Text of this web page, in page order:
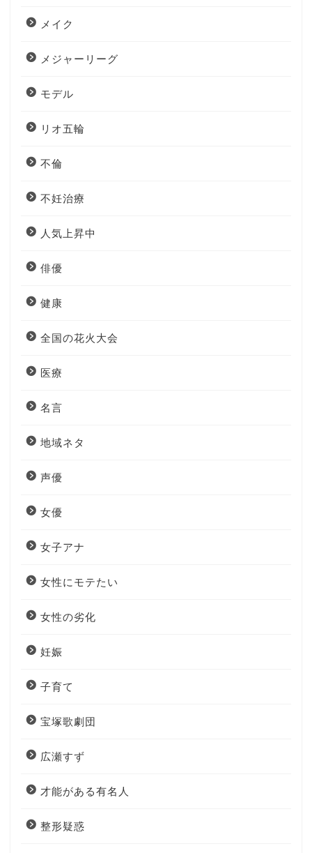
メイク
メジャーリーグ
モデル
リオ五輪
不倫
不妊治療
人気上昇中
俳優
健康
全国の花火大会
医療
名言
地域ネタ
声優
女優
女子アナ
女性にモテたい
女性の劣化
妊娠
子育て
宝塚歌劇団
広瀬すず
才能がある有名人
整形疑惑